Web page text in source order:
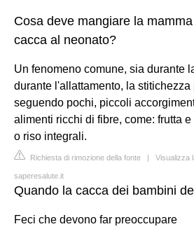
Cosa deve mangiare la
cacca al neonato?
Un fenomeno comune, sia durante
durante l'allattamento, la stitichezza
seguendo pochi, piccoli
alimenti ricchi di fibre, come: frutta
o riso integrali.
Richiesta di rimozione della fonte | Visualizza
saperesalute.it
Quando la cacca dei bambini
Feci che devono far preoccupare